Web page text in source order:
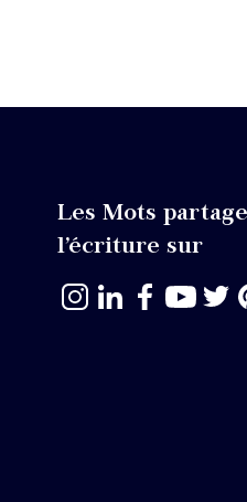
Les Mots
l’écriture sur